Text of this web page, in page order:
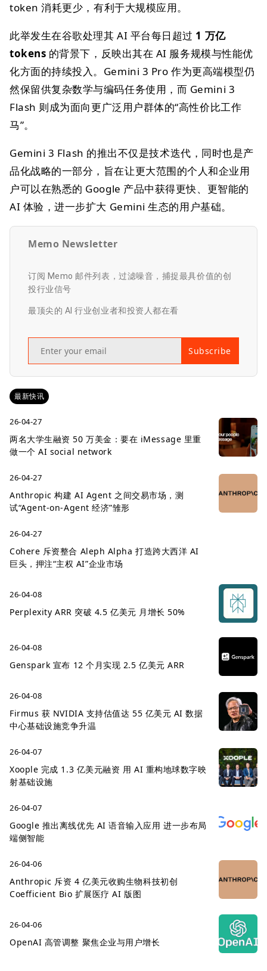
token 消耗更少，有利于大规模应用。
此举发生在谷歌处理其 AI 平台每日超过 1 万亿
tokens 的背景下，反映出其在 AI 服务规模与性能优
化方面的持续投入。Gemini 3 Pro 作为更高端模型仍
然保留供复杂数学与编码任务使用，而 Gemini 3
Flash 则成为面向更广泛用户群体的“高性价比工作
马”。
Gemini 3 Flash 的推出不仅是技术迭代，同时也是产
品化战略的一部分，旨在让更大范围的个人和企业用
户可以在熟悉的 Google 产品中获得更快、更智能的
AI 体验，进一步扩大 Gemini 生态的用户基础。
Memo Newsletter
订阅 Memo 邮件列表，过滤噪音，捕捉最具价值的创
投行业信号
最顶尖的 AI 行业创业者和投资人都在看
Subscribe
最新快讯
26-04-27
两名大学生融资 50 万美金：要在 iMessage 里重
做一个 AI social network
26-04-27
Anthropic 构建 AI Agent 之间交易市场，测
试“Agent-on-Agent 经济”雏形
26-04-27
Cohere 斥资整合 Aleph Alpha 打造跨大西洋 AI
巨头，押注“主权 AI”企业市场
26-04-08
Perplexity ARR 突破 4.5 亿美元 月增长 50%
26-04-08
Genspark 宣布 12 个月实现 2.5 亿美元 ARR
26-04-08
Firmus 获 NVIDIA 支持估值达 55 亿美元 AI 数据
中心基础设施竞争升温
26-04-07
Xoople 完成 1.3 亿美元融资 用 AI 重构地球数字映
射基础设施
26-04-07
Google 推出离线优先 AI 语音输入应用 进一步布局
端侧智能
26-04-06
Anthropic 斥资 4 亿美元收购生物科技初创
Coefficient Bio 扩展医疗 AI 版图
26-04-06
OpenAI 高管调整 聚焦企业与用户增长